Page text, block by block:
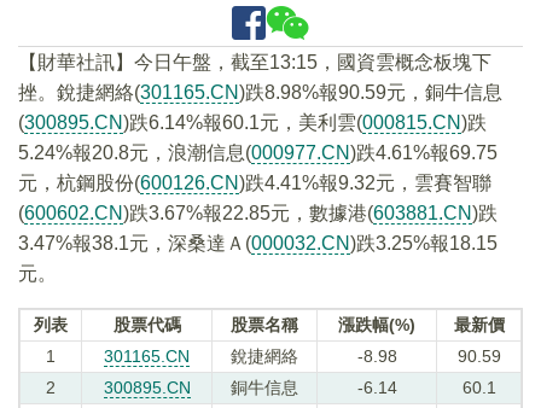
【財華社訊】今日午盤，截至13:15，國資雲概念板塊下
挫。銳捷網絡(301165.CN)跌8.98%報90.59元，銅牛信息
(300895.CN)跌6.14%報60.1元，美利雲(000815.CN)跌
5.24%報20.8元，浪潮信息(000977.CN)跌4.61%報69.75
元，杭鋼股份(600126.CN)跌4.41%報9.32元，雲賽智聯
(600602.CN)跌3.67%報22.85元，數據港(603881.CN)跌
3.47%報38.1元，深桑達Ａ(000032.CN)跌3.25%報18.15
元。
列表 股票代碼 股票名稱 漲跌幅(%)
最新價
1
301165.CN 銳捷網絡 -8.98
90.59
2
300895.CN 銅牛信息 -6.14
60.1